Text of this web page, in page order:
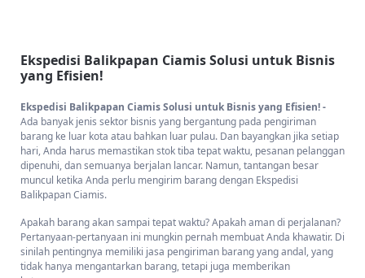
Ekspedisi Balikpapan Ciamis Solusi untuk Bisnis
yang Efisien!
Ekspedisi Balikpapan Ciamis Solusi untuk Bisnis yang Efisien! -
Ada banyak jenis sektor bisnis yang bergantung pada pengiriman
barang ke luar kota atau bahkan luar pulau. Dan bayangkan jika setiap
hari, Anda harus memastikan stok tiba tepat waktu, pesanan pelanggan
dipenuhi, dan semuanya berjalan lancar. Namun, tantangan besar
muncul ketika Anda perlu mengirim barang dengan Ekspedisi
Balikpapan Ciamis.
Apakah barang akan sampai tepat waktu? Apakah aman di perjalanan?
Pertanyaan-pertanyaan ini mungkin pernah membuat Anda khawatir. Di
sinilah pentingnya memiliki jasa pengiriman barang yang andal, yang
tidak hanya mengantarkan barang, tetapi juga memberikan